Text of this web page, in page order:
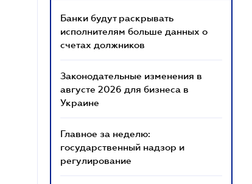
Банки будут раскрывать
исполнителям больше данных о
счетах должников
Законодательные изменения в
августе 2026 для бизнеса в
Украине
Главное за неделю:
государственный надзор и
регулирование